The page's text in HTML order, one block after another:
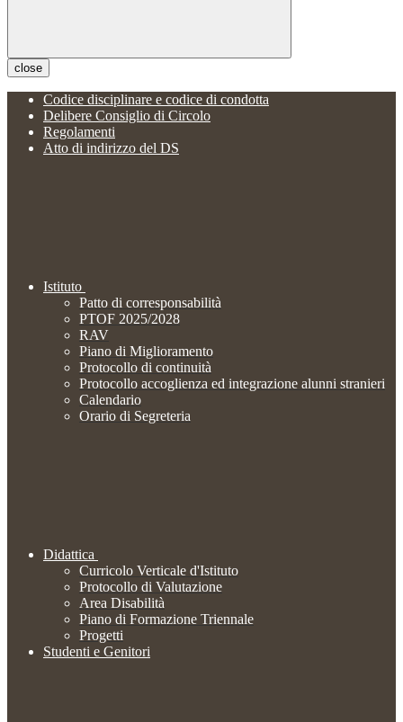
close
Codice disciplinare e codice di condotta
Delibere Consiglio di Circolo
Regolamenti
Atto di indirizzo del DS
Istituto
Patto di corresponsabilità
PTOF 2025/2028
RAV
Piano di Miglioramento
Protocollo di continuità
Protocollo accoglienza ed integrazione alunni stranieri
Calendario
Orario di Segreteria
Didattica
Curricolo Verticale d'Istituto
Protocollo di Valutazione
Area Disabilità
Piano di Formazione Triennale
Progetti
Studenti e Genitori